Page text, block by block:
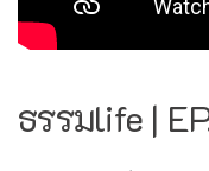
ธรรมlife |